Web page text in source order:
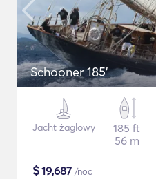
Schooner 185'
Jacht żaglowy
185 ft
56 m
$19,687 /noc